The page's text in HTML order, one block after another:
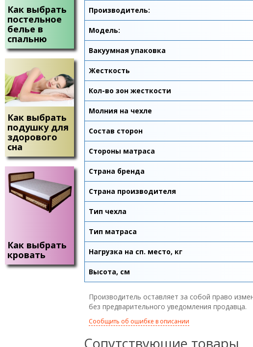
Как выбрать
постельное
белье в
спальню
Как выбрать
подушку для
здорового
сна
Как выбрать
кровать
Производитель:
Модель:
Вакуумная упаковка
Жесткость
Кол-во зон жесткости
Молния на чехле
Состав сторон
Стороны матраса
Страна бренда
Страна производителя
Тип чехла
Тип матраса
Нагрузка на сп. место, кг
Высота, см
Производитель оставляет за собой право
без предварительного уведомления продавца.
Сообщить об ошибке в описании
Сопутствующие товары